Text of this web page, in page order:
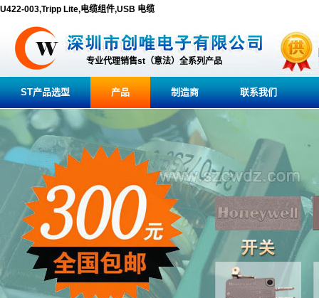
U422-003,Tripp Lite,电缆组件,USB 电缆
专业代理销售st（意法）全系列产品
ST产品选型 产品 制造商 联系我们